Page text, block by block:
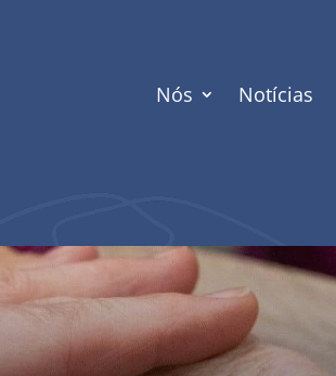
Nós Notícias